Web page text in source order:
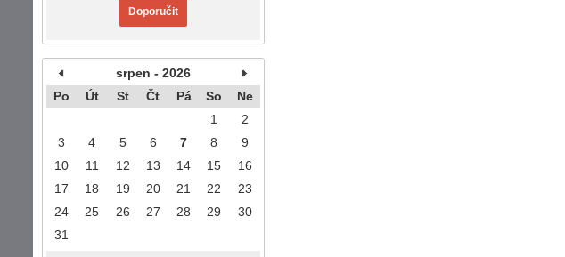
Doporučit
srpen - 2026
Po
Út St Čt Pá So
Ne
1
2
3
4 5 6 7 8
9
10
11 12 13 14 15
16
17
18 19 20 21 22
23
24
25 26 27 28 29
30
31